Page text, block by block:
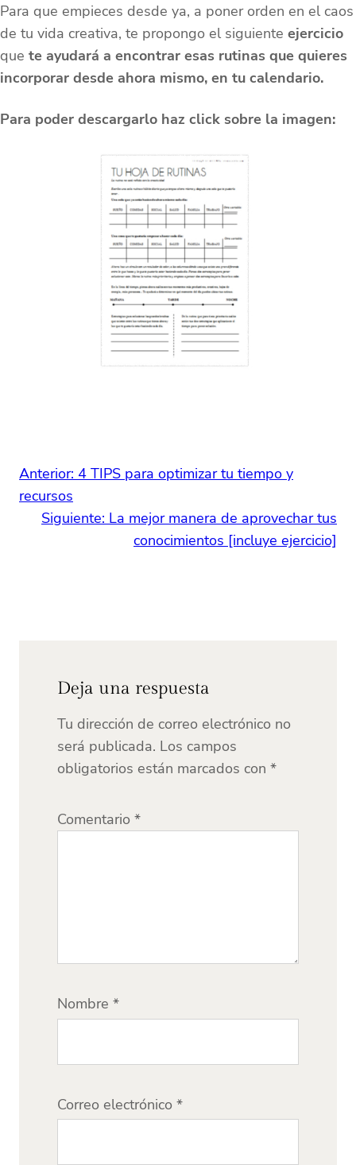
Para que empieces desde ya, a poner orden en el caos
de tu vida creativa, te propongo el siguiente ejercicio
que te ayudará a encontrar esas rutinas que quieres
incorporar desde ahora mismo, en tu calendario.
Para poder descargarlo haz click sobre la imagen:
Anterior: 4 TIPS para optimizar tu tiempo y
recursos
Siguiente: La mejor manera de aprovechar tus
conocimientos [incluye ejercicio]
Deja una respuesta
Tu dirección de correo electrónico no
será publicada. Los campos
obligatorios están marcados con *
Comentario *
Nombre *
Correo electrónico *